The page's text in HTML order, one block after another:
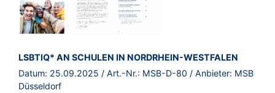
BROSCHÜRE:
LSBTIQ* AN SCHULEN IN NORDRHEIN-WESTFALEN
Datum: 25.09.2025 / Art.-Nr.: MSB-D-80 / Anbieter: MSB
Düsseldorf